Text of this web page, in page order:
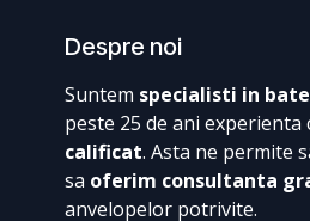
Despre noi
Suntem specialisti in
peste 25 de ani experienta
calificat. Asta ne permite
sa oferim consultanta
anvelopelor potrivite.